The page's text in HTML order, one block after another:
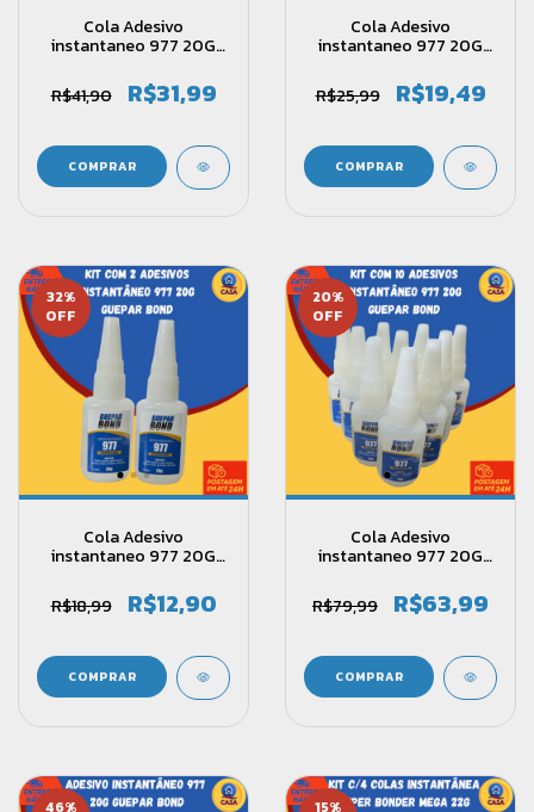
Cola Adesivo
instantaneo 977 20G
5und
R$41,90 R$31,99
Cola Adesivo
instantaneo 977 20G
3und
R$25,99 R$19,49
32%
OFF
Cola Adesivo
instantaneo 977 20G
2und
R$18,99 R$12,90
20%
OFF
Cola Adesivo
instantaneo 977 20G
10und
R$79,99 R$63,99
46%
15%